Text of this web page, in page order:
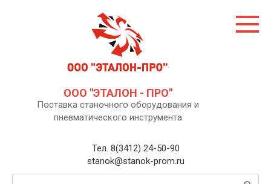
ООО "ЭТАЛОН - ПРО"
Поставка станочного оборудования и
пневматического инструмента
Тел. 8(3412) 24-50-90
stanok@stanok-prom.ru